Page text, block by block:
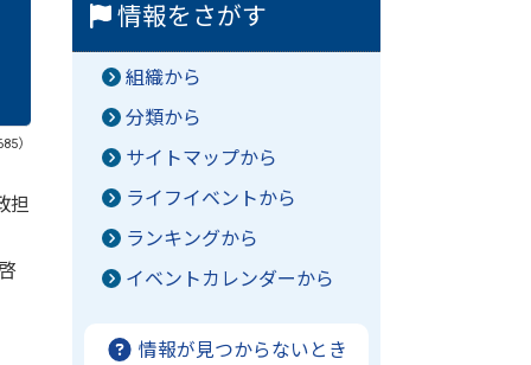
）
担
情報をさがす
組織から
分類から
サイトマップから
ライフイベントから
ランキングから
イベントカレンダーから
情報が見つからないとき